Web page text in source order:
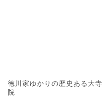
徳川家ゆかりの歴史ある大寺
院